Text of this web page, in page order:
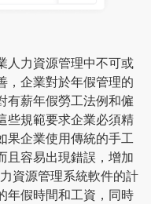
人力資源管理中不可或
，企業對於年假管理的
有薪年假勞工法例和僱
些規範要求企業必須精
果企業使用傳統的手工
且容易出現錯誤，增加
資源管理系統軟件的計
年假時間和工資，同時